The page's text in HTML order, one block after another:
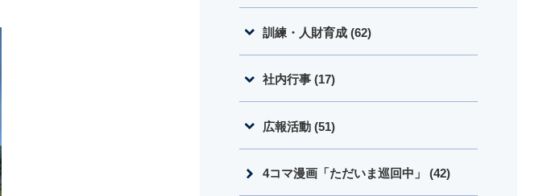
訓練・人財育成 (62)
社内行事 (17)
広報活動 (51)
4コマ漫画「ただいま巡回中」 (42)